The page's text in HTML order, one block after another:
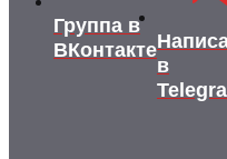
Группа в
ВКонтакте
в